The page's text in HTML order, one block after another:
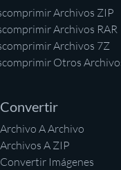
Archivos ZIP
Archivos RAR
Archivos 7Z
Otros
Convertir
Archivo A Archivo
Archivos A ZIP
Convertir Imágenes